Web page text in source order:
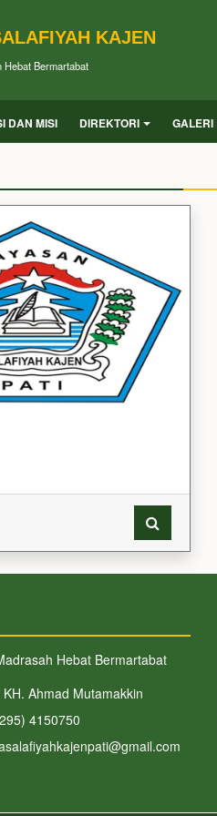
KAJEN
Hebat Bermartabat
DAN MISI DIREKTORI GALERI
Hebat Bermartabat
KH. Ahmad Mutamakkin
4150750